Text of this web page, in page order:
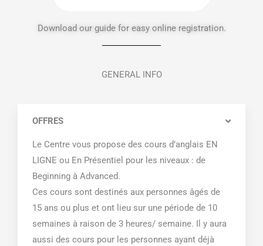
Download our guide for easy online registration.
GENERAL INFO
OFFRES
Le Centre vous propose des cours d’anglais EN
LIGNE ou En Présentiel pour les niveaux : de
Beginning à Advanced.
Ces cours sont destinés aux personnes âgés de
15 ans ou plus et ont lieu sur une période de 10
semaines à raison de 3 heures/ semaine. Il y aura
aussi des cours pour les personnes ayant déjà